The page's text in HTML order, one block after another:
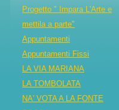
Progetto " Impara L'Arte e
mettila a parte"
Appuntamenti
Appuntamenti Fissi
LA VIA MARIANA
LA TOMBOLATA
NA' VOTA A LA FONTE